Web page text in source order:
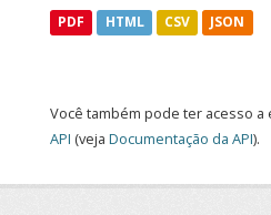
PDF HTML CSV JSON
Você também pode ter acesso
API (veja Documentação da API).